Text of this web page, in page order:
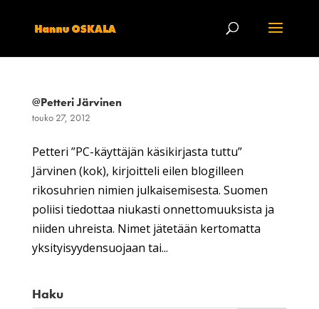
@Petteri Järvinen
touko 27, 2012
Petteri ”PC-käyttäjän käsikirjasta tuttu”
Järvinen (kok), kirjoitteli eilen blogilleen
rikosuhrien nimien julkaisemisesta. Suomen
poliisi tiedottaa niukasti onnettomuuksista ja
niiden uhreista. Nimet jätetään kertomatta
yksityisyydensuojaan tai...
Haku